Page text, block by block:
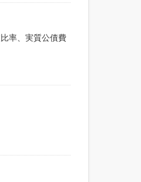
率、実質公債費